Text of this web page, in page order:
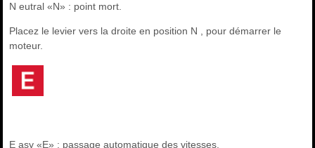
N eutral «N» : point mort.
Placez le levier vers la droite en position N , pour démarrer le
moteur.
E asy «E» : passage automatique des vitesses.